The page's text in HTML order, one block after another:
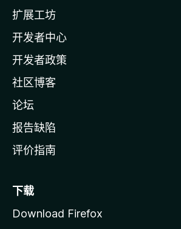
a
主
页
扩展工坊
开发者中心
开发者政策
社区博客
论坛
报告缺陷
评价指南
下载
Download Firefox